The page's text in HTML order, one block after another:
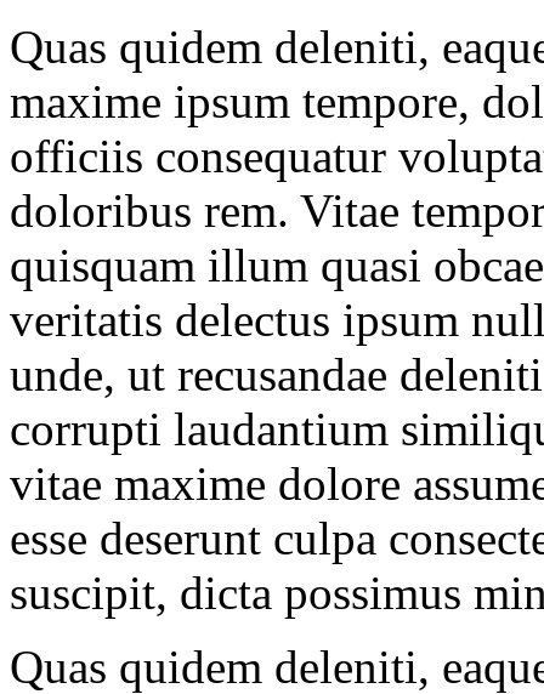
Quas quidem deleniti,
maxime ipsum tempore,
officiis consequatur
doloribus rem. Vitae
quisquam illum quasi
veritatis delectus ipsum
unde, ut recusandae
corrupti laudantium
vitae maxime dolore
esse deserunt culpa
suscipit, dicta possimus
Quas quidem deleniti,